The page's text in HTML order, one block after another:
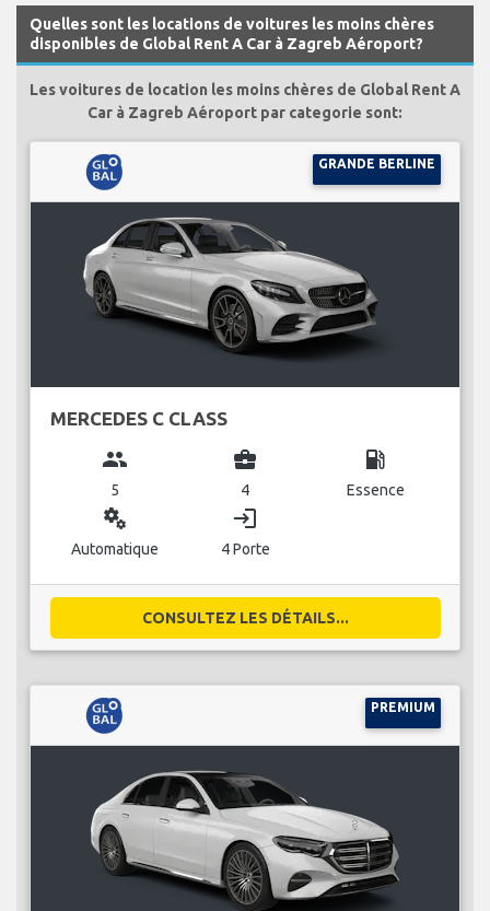
Quelles sont les locations de voitures les moins chères
disponibles de Global Rent A Car à Zagreb Aéroport?
Les voitures de location les moins chères de Global Rent A
Car à Zagreb Aéroport par categorie sont:
GRANDE BERLINE
MERCEDES C CLASS
group
5
business_center
4
local_gas_station
Essence
miscellaneous_services
Automatique
login
4 Porte
CONSULTEZ LES DÉTAILS...
PREMIUM